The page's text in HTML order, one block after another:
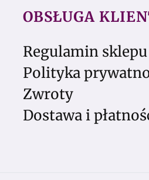
OBSŁUGA
Regulamin sklepu
Polityka
Zwroty
Dostawa i